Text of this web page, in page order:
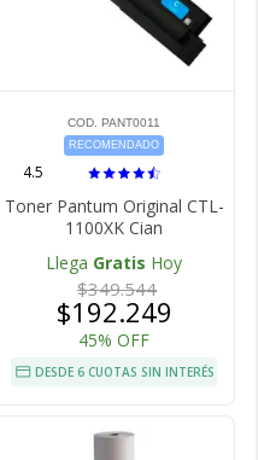
COD. PANT0011
RECOMENDADO
4.5
Toner Pantum Original CTL-
1100XK Cian
Llega Gratis Hoy
$349.544
$192.249
45% OFF
DESDE 6 CUOTAS SIN INTERÉS